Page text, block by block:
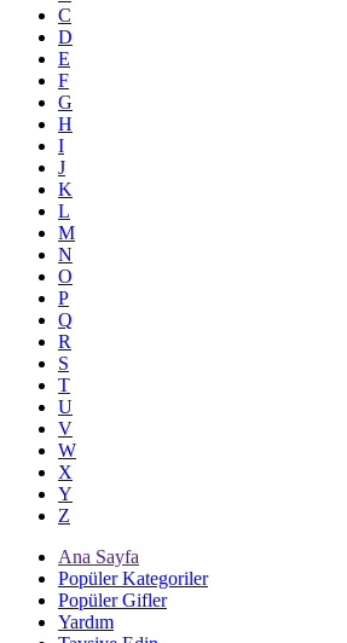
C
D
E
F
G
H
I
J
K
L
M
N
O
P
Q
R
S
T
U
V
W
X
Y
Z
Ana Sayfa
Popüler Kategoriler
Popüler Gifler
Yardım